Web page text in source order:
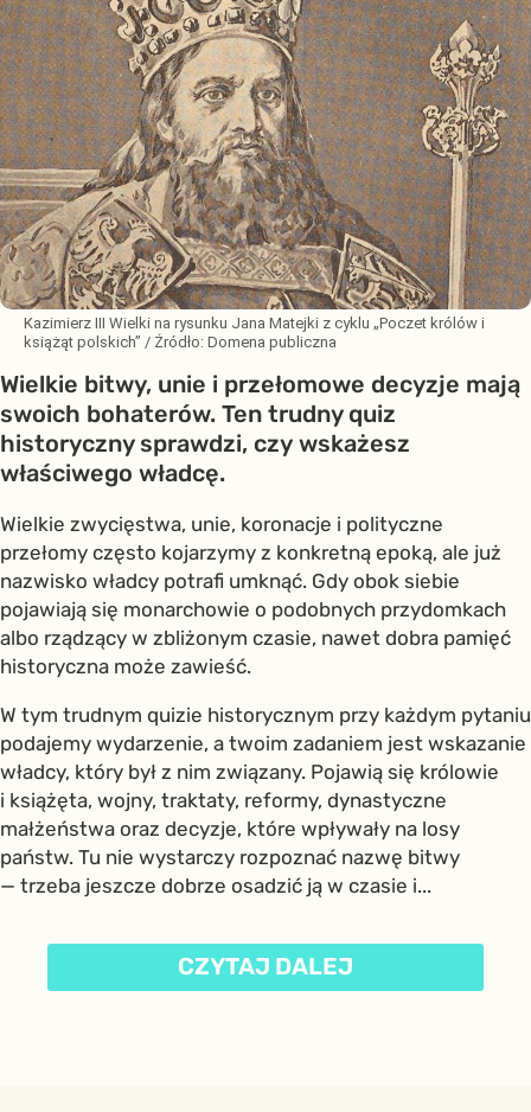
Kazimierz III Wielki na rysunku Jana Matejki z cyklu „Poczet królów i
książąt polskich” / Źródło: Domena publiczna
Wielkie bitwy, unie i przełomowe decyzje mają
swoich bohaterów. Ten trudny quiz
historyczny sprawdzi, czy wskażesz
właściwego władcę.
Wielkie zwycięstwa, unie, koronacje i polityczne
przełomy często kojarzymy z konkretną epoką, ale już
nazwisko władcy potrafi umknąć. Gdy obok siebie
pojawiają się monarchowie o podobnych przydomkach
albo rządzący w zbliżonym czasie, nawet dobra pamięć
historyczna może zawieść.
W tym trudnym quizie historycznym przy każdym pytaniu
podajemy wydarzenie, a twoim zadaniem jest wskazanie
władcy, który był z nim związany. Pojawią się królowie
i książęta, wojny, traktaty, reformy, dynastyczne
małżeństwa oraz decyzje, które wpływały na losy
państw. Tu nie wystarczy rozpoznać nazwę bitwy
— trzeba jeszcze dobrze osadzić ją w czasie i...
CZYTAJ DALEJ